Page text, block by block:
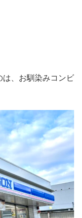
は、お馴染みコンビ